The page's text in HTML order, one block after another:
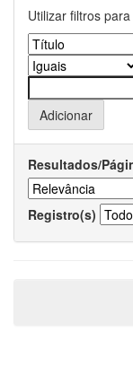
Utilizar filtros
Resultados/
Registro(s)